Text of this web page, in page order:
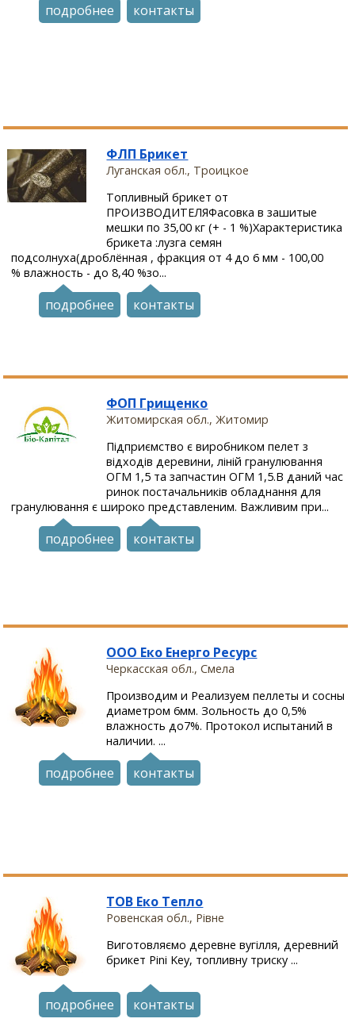
подробнее контакты
ФЛП Брикет
Луганская обл., Троицкое
Топливный брикет от
ПРОИЗВОДИТЕЛЯФасовка в зашитые
мешки по 35,00 кг (+ - 1 %)Характеристика
брикета :лузга семян
подсолнуха(дроблённая , фракция от 4 до 6 мм - 100,00
% влажность - до 8,40 %зо...
подробнее контакты
ФОП Грищенко
Житомирская обл., Житомир
Підприємство є виробником пелет з
відходів деревини, ліній гранулювання
ОГМ 1,5 та запчастин ОГМ 1,5.В даний час
ринок постачальників обладнання для
гранулювання є широко представленим. Важливим при...
подробнее контакты
OOO Еко Енерго Ресурс
Черкасская обл., Смела
Производим и Реализуем пеллеты и сосны
диаметром 6мм. Зольность до 0,5%
влажность до7%. Протокол испытаний в
наличии. ...
подробнее контакты
ТОВ Еко Тепло
Ровенская обл., Рівне
Виготовляємо деревне вугілля, деревний
брикет Pini Key, топливну триску ...
подробнее контакты